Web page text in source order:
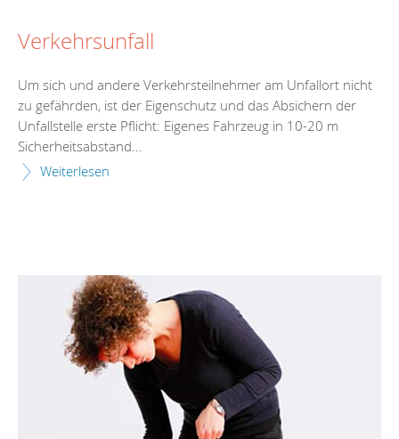
Verkehrsunfall
Um sich und andere Verkehrsteilnehmer am Unfallort nicht
zu gefährden, ist der Eigenschutz und das Absichern der
Unfallstelle erste Pflicht: Eigenes Fahrzeug in 10-20 m
Sicherheitsabstand...
Weiterlesen